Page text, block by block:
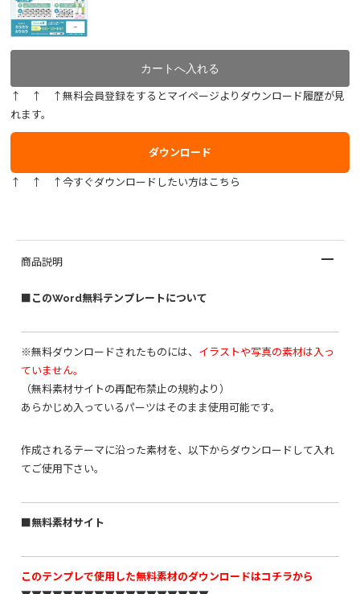
↑ ↑ ↑無料会員登録をするとマイページよりダウンロード履歴が見
れます。
ダウンロード
↑ ↑ ↑今すぐダウンロードしたい方はこちら
商品説明
■このWord無料テンプレートについて
※無料ダウンロードされたものには、 イラストや写真の素材は入っ
ていません。
（無料素材サイトの再配布禁止の規約より）
あらかじめ入っているパーツはそのまま使用可能です。
作成されるテーマに沿った素材を、以下からダウンロードして入れ
てご使用下さい。
■無料素材サイト
このテンプレで使用した無料素材のダウンロードはコチラから